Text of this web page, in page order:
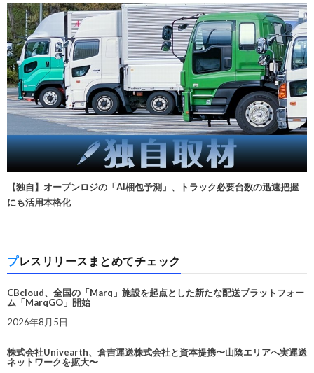
【独自】オープンロジの「AI梱包予測」、トラック必要台数の迅速把握
にも活用本格化
プレスリリースまとめてチェック
CBcloud、全国の「Marq」施設を起点とした新たな配送プラットフォー
ム「MarqGO」開始
2026年8月5日
株式会社Univearth、倉吉運送株式会社と資本提携〜山陰エリアへ実運送
ネットワークを拡大〜